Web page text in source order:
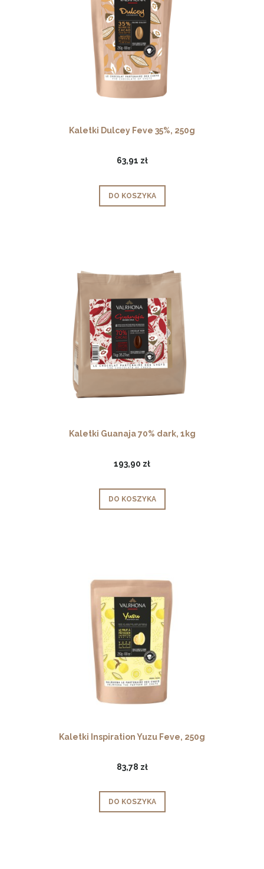
Kaletki Dulcey Feve 35%, 250g
63,91 zł
DO KOSZYKA
Kaletki Guanaja 70% dark, 1kg
193,90 zł
DO KOSZYKA
Kaletki Inspiration Yuzu Feve, 250g
83,78 zł
DO KOSZYKA